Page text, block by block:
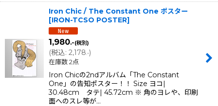
Iron Chic / The Constant One ポスター
[IRON-TCSO POSTER]
1,980.-(税別)
(税込: 2,178 .-)
在庫数 2点
Iron Chicの2ndアルバム「The Constant
One」の告知ポスター！！ Size ヨコ|
30.48cm タテ| 45.72cm ※ 角のヨレや、印刷
面へのスレ等が…